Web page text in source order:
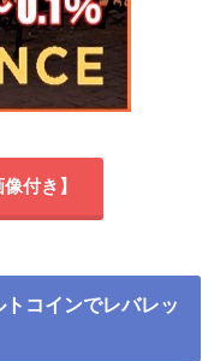
付き】
コインでレバレッ